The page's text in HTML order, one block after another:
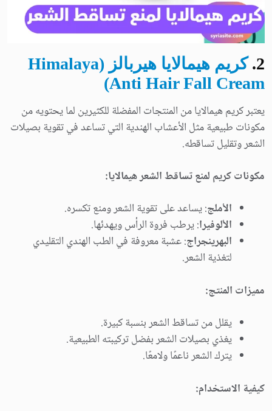
2
.
كريم هيمالايا هيربالز (Himalaya
Anti Hair Fall Cream)
يعتبر كريم هيمالايا من المنتجات المفضلة للكثيرين لما يحتويه من
مكونات طبيعية مثل الأعشاب الهندية التي تساعد في تقوية بصيلات
الشعر وتقليل تساقطه.
مكونات كريم لمنع تساقط الشعر هيمالايا:
الأملج: يساعد على تقوية الشعر ومنع تكسره.
الألوفيرا: يرطب فروة الرأس ويهدئها.
البهرينجراج: عشبة معروفة في الطب الهندي التقليدي
لتغذية الشعر.
مميزات المنتج:
يقلل من تساقط الشعر بنسبة كبيرة.
يغذي بصيلات الشعر بفضل تركيبته الطبيعية.
يترك الشعر ناعمًا ولامعًا.
كيفية الاستخدام: